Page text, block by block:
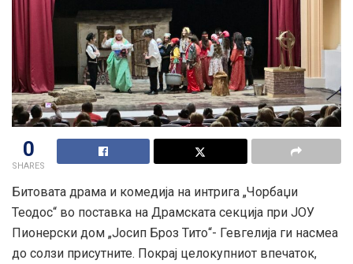
0
SHARES
Битовата драма и комедија на интрига „Чорбаџи
Теодос“ во поставка на Драмската секција при ЈОУ
Пионерски дом „Јосип Броз Тито“- Гевгелија ги насмеа
до солзи присутните. Покрај целокупниот впечаток,